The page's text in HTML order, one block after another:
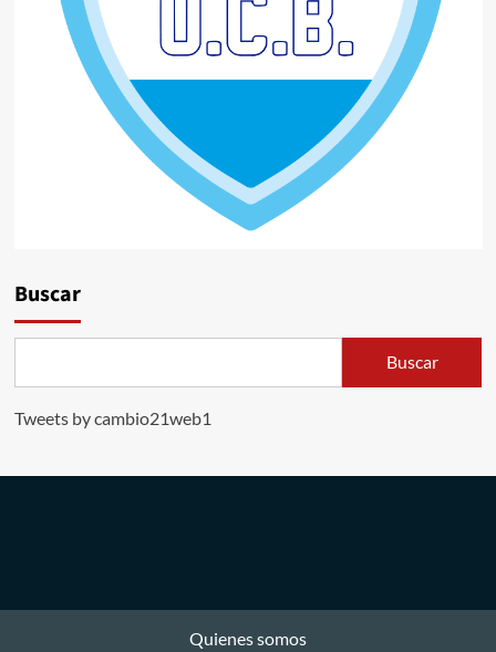
Buscar
Buscar
Tweets by cambio21web1
Quienes somos